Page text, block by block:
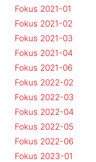
Fokus 2021-01
Fokus 2021-02
Fokus 2021-03
Fokus 2021-04
Fokus 2021-06
Fokus 2022-02
Fokus 2022-03
Fokus 2022-04
Fokus 2022-05
Fokus 2022-06
Fokus 2023-01